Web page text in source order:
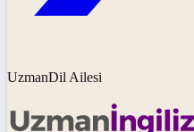
UzmanDil Ailesi